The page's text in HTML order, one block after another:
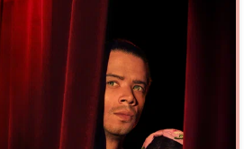
Перевод
Пеплум
Постапокалипсис
Про акул